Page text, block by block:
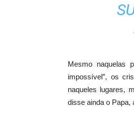
Mesmo naquelas
impossível”, os
naqueles lugares,
disse ainda o Papa,